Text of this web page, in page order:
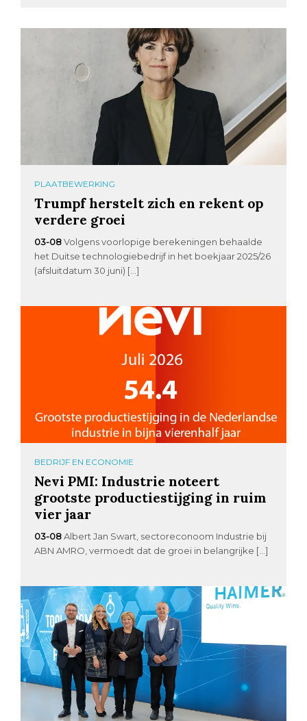
PLAATBEWERKING
Trumpf herstelt zich en rekent op
verdere groei
03-08 Volgens voorlopige berekeningen behaalde
het Duitse technologiebedrijf in het boekjaar 2025/26
(afsluitdatum 30 juni) […]
BEDRIJF EN ECONOMIE
Nevi PMI: Industrie noteert
grootste productiestijging in ruim
vier jaar
03-08 Albert Jan Swart, sectoreconoom Industrie bij
ABN AMRO, vermoedt dat de groei in belangrijke […]